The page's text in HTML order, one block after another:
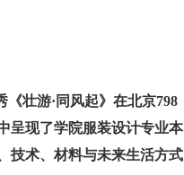
《壮游·同风起》在北京798
呈现了学院服装设计专业本
技术、材料与未来生活方式